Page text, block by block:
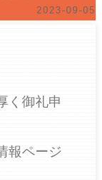
2023-09-05
く御礼申
報ページ